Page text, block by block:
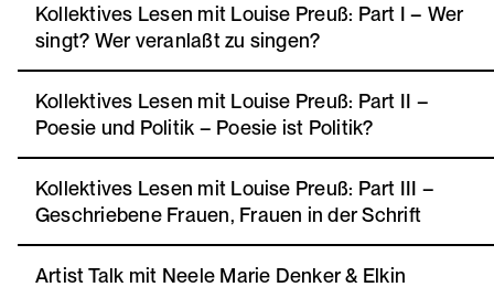
Kollektives Lesen mit Louise Preuß: Part I – Wer
singt? Wer veranlaßt zu singen?
Kollektives Lesen mit Louise Preuß: Part II –
Poesie und Politik – Poesie ist Politik?
Kollektives Lesen mit Louise Preuß: Part III –
Geschriebene Frauen, Frauen in der Schrift
Artist Talk mit Neele Marie Denker & Elkin